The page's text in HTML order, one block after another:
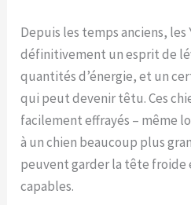
Depuis les temps anciens,
définitivement un esprit de
quantités d’énergie, et un
qui peut devenir têtu. Ces
facilement effrayés – même
à un chien beaucoup plus
peuvent garder la tête froide
capables.